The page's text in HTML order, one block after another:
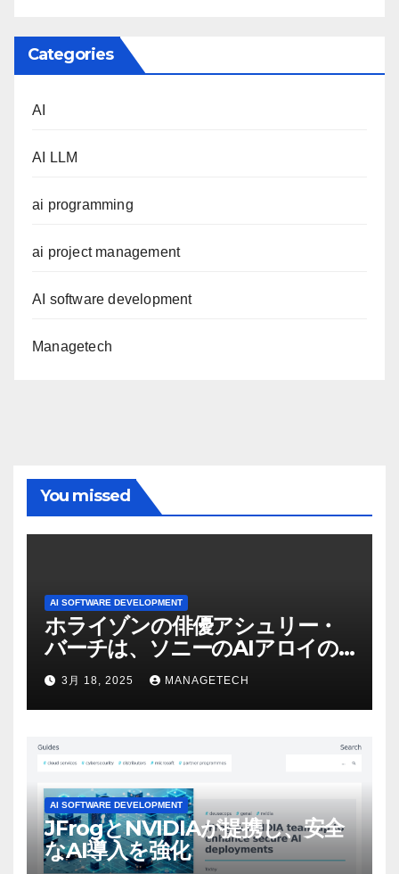
Categories
AI
AI LLM
ai programming
ai project management
AI software development
Managetech
You missed
AI SOFTWARE DEVELOPMENT
ホライゾンの俳優アシュリー・
バーチは、ソニーのAIアロイの
ビデオを見て「ゲームパフォー
マンスという芸術形式に不安を
感じた」と語る – IGN
3月 18, 2025 MANAGETECH
AI SOFTWARE DEVELOPMENT
JFrogとNVIDIAが提携し、安全
なAI導入を強化